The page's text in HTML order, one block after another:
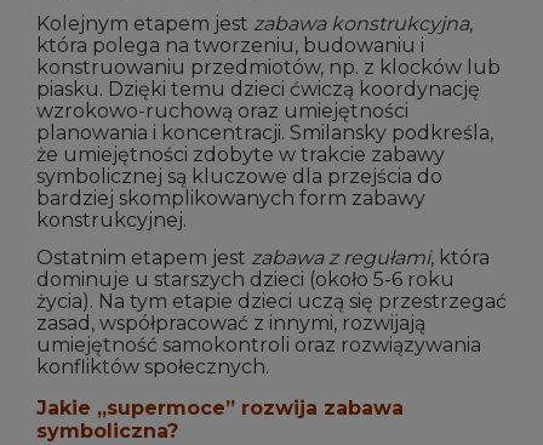
Kolejnym etapem jest zabawa konstrukcyjna,
która polega na tworzeniu, budowaniu i
konstruowaniu przedmiotów, np. z klocków lub
piasku. Dzięki temu dzieci ćwiczą koordynację
wzrokowo-ruchową oraz umiejętności
planowania i koncentracji. Smilansky podkreśla,
że umiejętności zdobyte w trakcie zabawy
symbolicznej są kluczowe dla przejścia do
bardziej skomplikowanych form zabawy
konstrukcyjnej.
Ostatnim etapem jest zabawa z regułami, która
dominuje u starszych dzieci (około 5-6 roku
życia). Na tym etapie dzieci uczą się przestrzegać
zasad, współpracować z innymi, rozwijają
umiejętność samokontroli oraz rozwiązywania
konfliktów społecznych.
Jakie „supermoce” rozwija zabawa
symboliczna?